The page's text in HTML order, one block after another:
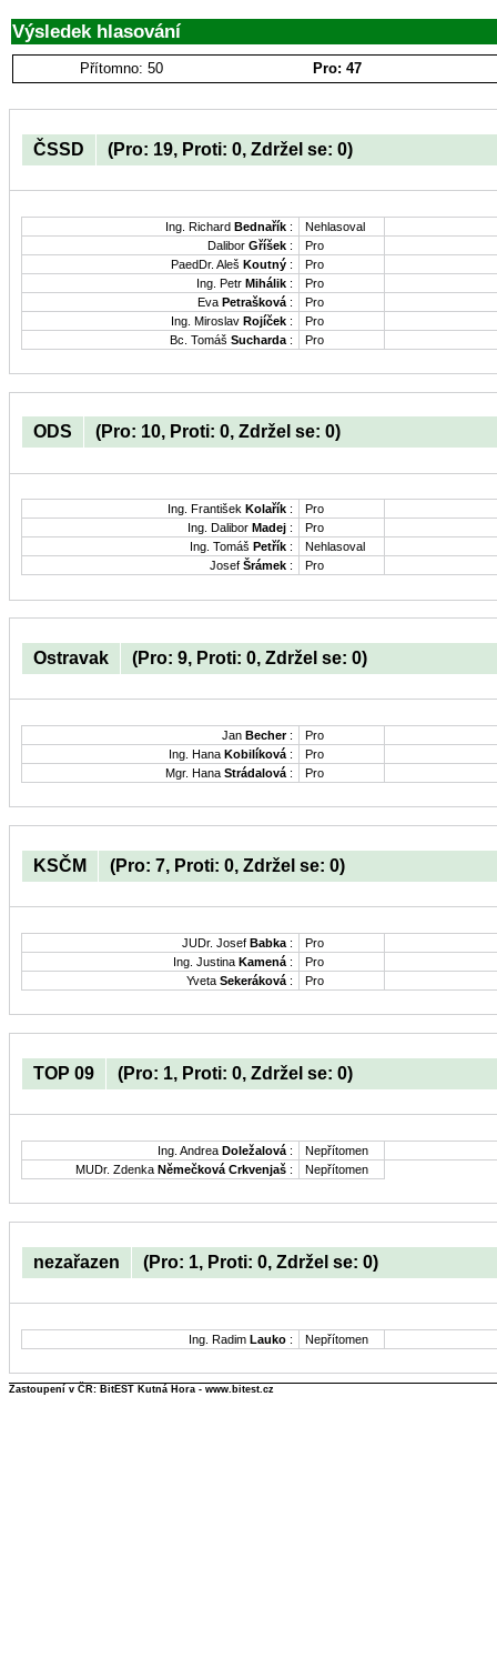
Výsledek hlasování
Přítomno: 50 Pro: 47
ČSSD (Pro: 19, Proti: 0, Zdržel se: 0)
Ing. Richard Bednařík :
Nehlasoval
Dalibor Gříšek :
Pro
PaedDr. Aleš Koutný :
Pro
Ing. Petr Mihálik :
Pro
Eva Petrašková :
Pro
Ing. Miroslav Rojíček :
Pro
Bc. Tomáš Sucharda : Pro
ODS (Pro: 10, Proti: 0, Zdržel se: 0)
Ing. František Kolařík :
Pro
Ing. Dalibor Madej :
Pro
Ing. Tomáš Petřík :
Nehlasoval
Josef Šrámek : Pro
Ostravak (Pro: 9, Proti: 0, Zdržel se: 0)
Jan Becher:
Pro
Ing. Hana Kobilíková :
Pro
Mgr. Hana Strádalová : Pro
KSČM (Pro: 7, Proti: 0, Zdržel se: 0)
JUDr. Josef Babka :
Pro
Ing. Justina Kamená :
Pro
Yveta Sekeráková : Pro
TOP 09 (Pro: 1, Proti: 0, Zdržel se: 0)
Ing. Andrea Doležalová :
Nepřítomen
MUDr. Zdenka Němečková Crkvenjaš : Nepřítomen
nezařazen (Pro: 1, Proti: 0, Zdržel se: 0)
Ing. Radim Lauko : Nepřítomen
Zastoupení v ČR: BitEST Kutná Hora - www.bitest.cz